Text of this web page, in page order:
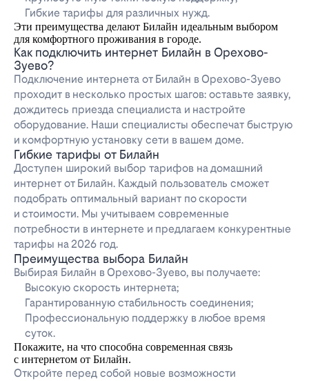
Гибкие тарифы для различных нужд.
Эти преимущества делают Билайн идеальным выбором
для комфортного проживания в городе.
Как подключить интернет Билайн в Орехово-
Зуево?
Подключение интернета от Билайн в Орехово-Зуево
проходит в несколько простых шагов: оставьте заявку,
дождитесь приезда специалиста и настройте
оборудование. Наши специалисты обеспечат быструю
и комфортную установку сети в вашем доме.
Гибкие тарифы от Билайн
Доступен широкий выбор тарифов на домашний
интернет от Билайн. Каждый пользователь сможет
подобрать оптимальный вариант по скорости
и стоимости. Мы учитываем современные
потребности в интернете и предлагаем конкурентные
тарифы на 2026 год.
Преимущества выбора Билайн
Выбирая Билайн в Орехово-Зуево, вы получаете:
Высокую скорость интернета;
Гарантированную стабильность соединения;
Профессиональную поддержку в любое время
суток.
Покажите, на что способна современная связь
с интернетом от Билайн.
Откройте перед собой новые возможности